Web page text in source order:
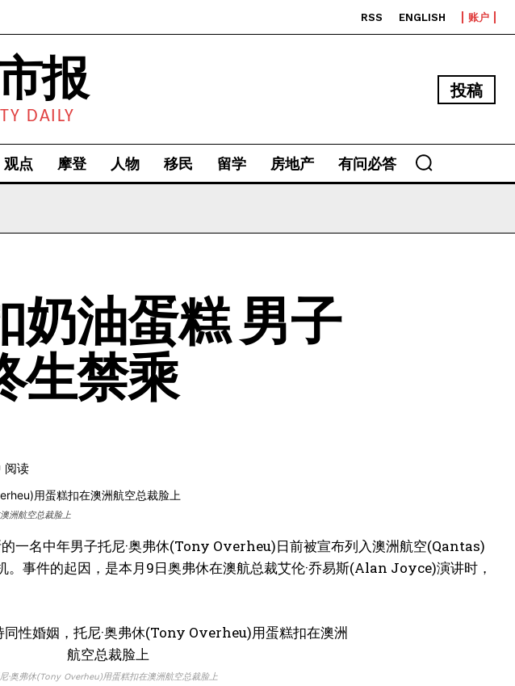
RSS ENGLISH 账户
报
DAILY
投稿
观点 摩登 人物 移民 留学 房地产 有问必答
奶油蛋糕 男子
生禁乘
阅读
洲航空总裁脸上
一名中年男子托尼·奥弗休(Tony Overheu)日前被宣布列入澳洲航空(Qantas)
事件的起因，是本月9日奥弗休在澳航总裁艾伦·乔易斯(Alan Joyce)演讲时，
·奥弗休(Tony Overheu)用蛋糕扣在澳洲航空总裁脸上